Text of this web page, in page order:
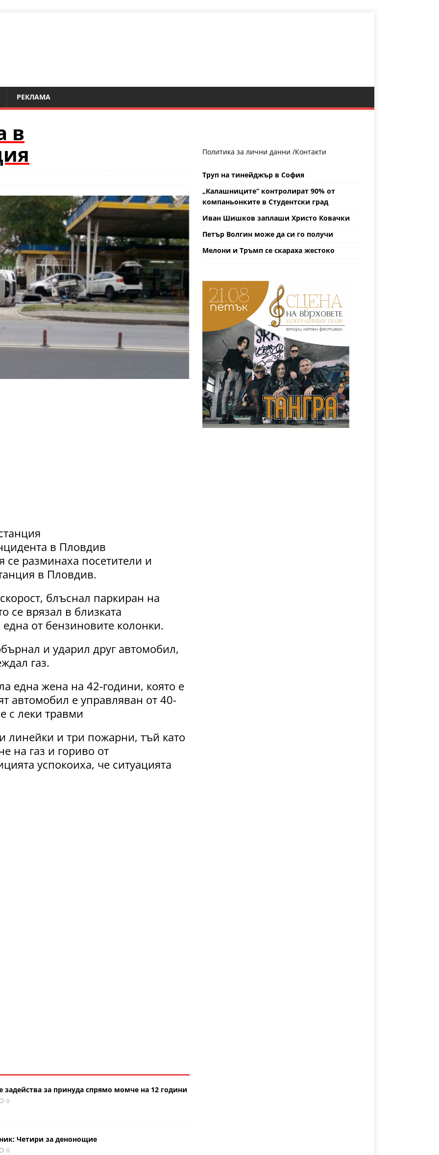
РЕКЛАМА
в
в Пловдив
се разминаха посетители и
в Пловдив.
блъснал паркиран на
се врязал в близката
от бензиновите колонки.
и ударил друг автомобил,
газ.
една жена на 42-години, която е
автомобил е управляван от 40-
с леки травми
линейки и три пожарни, тъй като
на газ и гориво от
успокоиха, че ситуацията
задейства за принуда спрямо момче на 12 години
0
Четири за денонощие
0
Политика за лични данни /Контакти
Труп на тинейджър в София
„Калашниците“ контролират 90% от
компаньонките в Студентски град
Иван Шишков заплаши Христо Ковачки
Петър Волгин може да си го получи
Мелони и Тръмп се скараха жестоко